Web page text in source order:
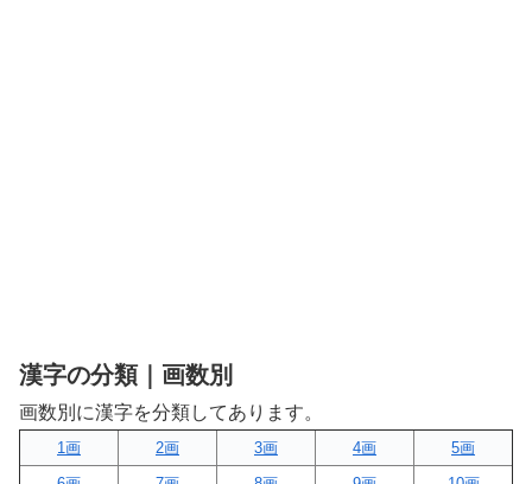
漢字の分類｜画数別
画数別に漢字を分類してあります。
1画 2画 3画 4画
5画